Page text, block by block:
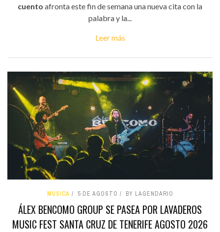
cuento afronta este fin de semana una nueva cita con la
palabra y la...
Leer más
MÚSICA 5 DE AGOSTO BY LAGENDARIO
ÁLEX BENCOMO GROUP SE PASEA POR LAVADEROS
MUSIC FEST SANTA CRUZ DE TENERIFE AGOSTO 2026